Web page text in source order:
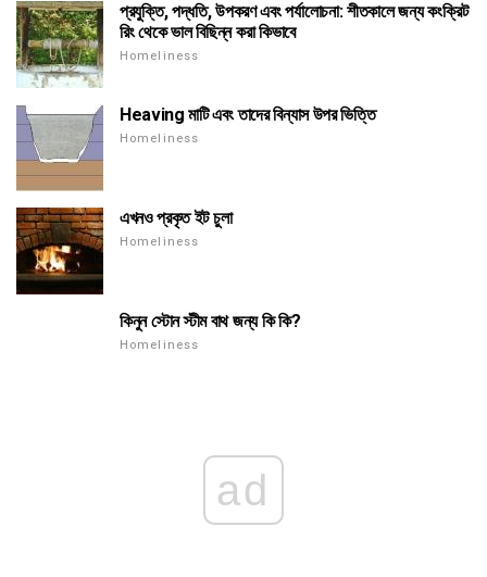
প্রযুক্তি, পদ্ধতি, উপকরণ এবং পর্যালোচনা: শীতকালে জন্য কংক্রিট
রিং থেকে ভাল বিছিন্ন করা কিভাবে
Homeliness
Heaving মাটি এবং তাদের বিন্যাস উপর ভিত্তি
Homeliness
এখনও প্রকৃত ইট চুলা
Homeliness
কিনুন স্টোন স্টীম বাথ জন্য কি কি?
Homeliness
ad